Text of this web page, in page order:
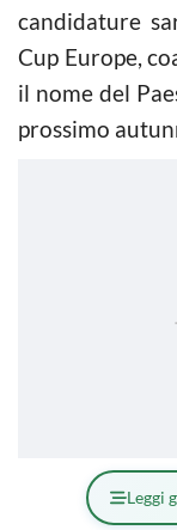
candidature
Cup Europe,
il nome del
prossimo
Leggi